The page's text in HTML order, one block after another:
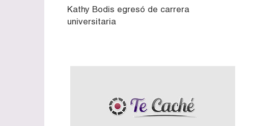
Kathy Bodis egresó de carrera
universitaria